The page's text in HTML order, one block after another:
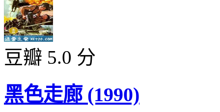
豆瓣 5.0 分
黑色走廊 (1990)